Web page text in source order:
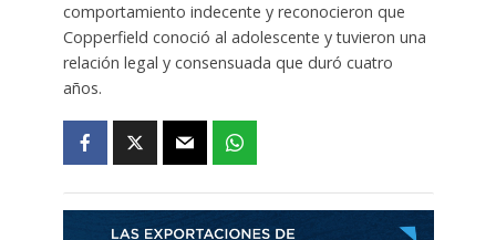
comportamiento indecente y reconocieron que
Copperfield conoció al adolescente y tuvieron una
relación legal y consensuada que duró cuatro
años.